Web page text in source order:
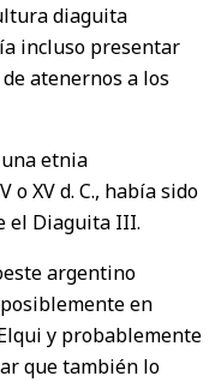
diaguita
incluso presentar
atenernos a los
etnia
XV d. C., había sido
el Diaguita III.
argentino
en
y probablemente
que también lo